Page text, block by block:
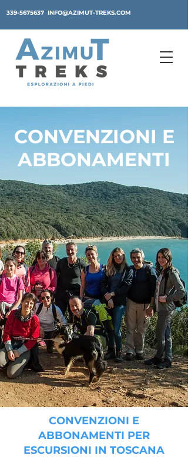
339-5675637 INFO@AZIMUT-TREKS.COM
CONVENZIONI E
ABBONAMENTI
CONVENZIONI E
ABBONAMENTI PER
ESCURSIONI IN TOSCANA